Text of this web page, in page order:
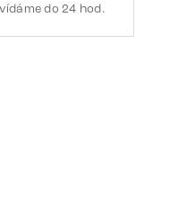
do 24 hod.